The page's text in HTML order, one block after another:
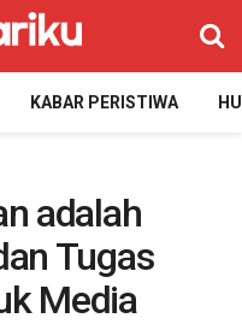
KABAR PERISTIWA
adalah
Tugas
Media